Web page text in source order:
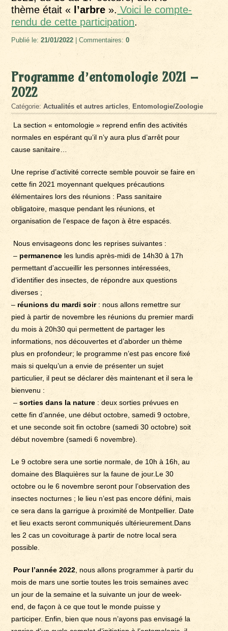
thème était « l’arbre ».Voici le compte-
rendu de cette participation.
Publié le:21/01/2022 | Commentaires:0
Programme d’entomologie 2021 –
2022
Catégorie:Actualités et autres articles Entomologie/Zoologie
La section « entomologie » reprend enfin des activités
normales en espérant qu’il n’y aura plus d’arrêt pour
cause sanitaire…
Une reprise d’activité correcte semble pouvoir se faire en
cette fin 2021 moyennant quelques précautions
élémentaires lors des réunions : Pass sanitaire
obligatoire, masque pendant les réunions, et
organisation de l’espace de façon à être espacés.
Nous envisageons donc les reprises suivantes :
– permanence les lundis après-midi de 14h30 à 17h
permettant d’accueillir les personnes intéressées,
d’identifier des insectes, de répondre aux questions
diverses ;
– réunions du mardi soir: nous allons remettre sur
pied à partir de novembre les réunions du premier mardi
du mois à 20h30 qui permettent de partager les
informations, nos découvertes et d’aborder un thème
plus en profondeur; le programme n’est pas encore fixé
mais si quelqu’un a envie de présenter un sujet
particulier, il peut se déclarer dès maintenant et il sera le
bienvenu :
–sorties dans la nature : deux sorties prévues en
cette fin d’année, une début octobre, samedi 9 octobre,
et une seconde soit fin octobre (samedi 30 octobre) soit
début novembre (samedi 6 novembre).
Le 9 octobre sera une sortie normale, de 10h à 16h, au
domaine des Blaquières sur la faune de jour.Le 30
octobre ou le 6 novembre seront pour l’observation des
insectes nocturnes ; le lieu n’est pas encore défini, mais
ce sera dans la garrigue à proximité de Montpellier. Date
et lieu exacts seront communiqués ultérieurement.Dans
les 2 cas un covoiturage à partir de notre local sera
possible.
Pour l’année 2022 , nous allons programmer à partir du
mois de mars une sortie toutes les trois semaines avec
un jour de la semaine et la suivante un jour de week-
end, de façon à ce que tout le monde puisse y
participer. Enfin, bien que nous n’ayons pas envisagé la